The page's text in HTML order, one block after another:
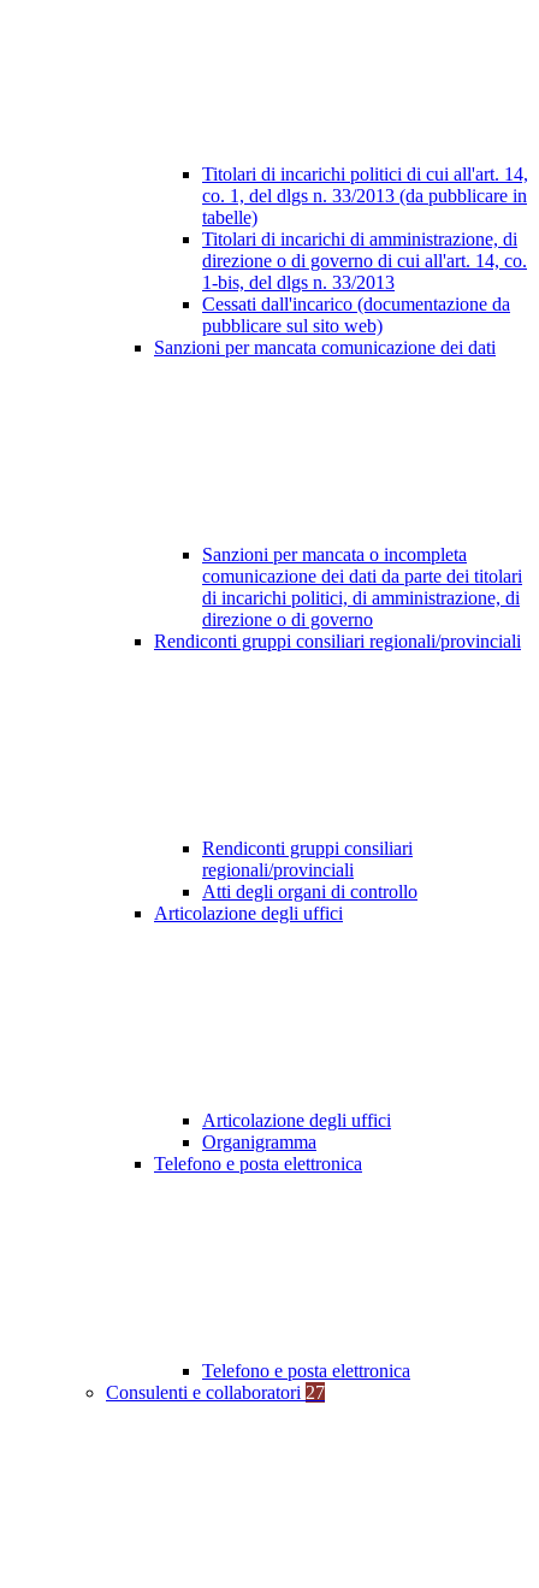
Titolari di incarichi politici di cui all'art. 14,
co. 1, del dlgs n. 33/2013 (da pubblicare in
tabelle)
Titolari di incarichi di amministrazione, di
direzione o di governo di cui all'art. 14, co.
1-bis, del dlgs n. 33/2013
Cessati dall'incarico (documentazione da
pubblicare sul sito web)
Sanzioni per mancata comunicazione dei dati
Sanzioni per mancata o incompleta
comunicazione dei dati da parte dei titolari
di incarichi politici, di amministrazione, di
direzione o di governo
Rendiconti gruppi consiliari regionali/provinciali
Rendiconti gruppi consiliari
regionali/provinciali
Atti degli organi di controllo
Articolazione degli uffici
Articolazione degli uffici
Organigramma
Telefono e posta elettronica
Telefono e posta elettronica
Consulenti e collaboratori 27